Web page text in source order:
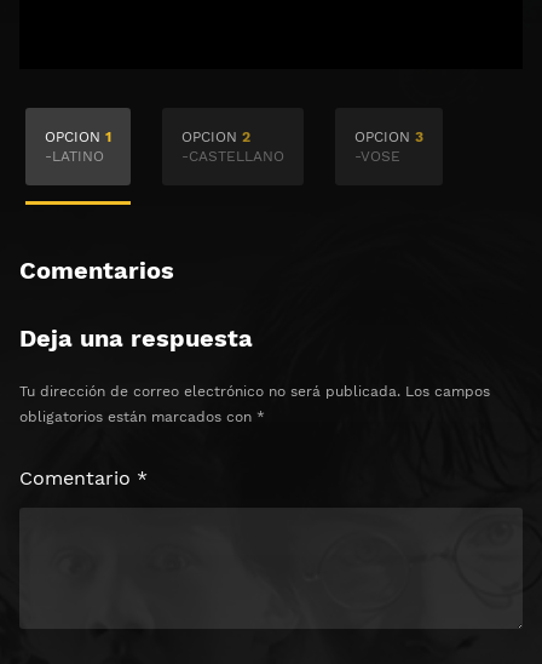
Haz clic 3 veces en el botón para desbloquear el
contenido
⏰ El acceso expira en 1 hora
OPCION 1
-LATINO
OPCION 2
-CASTELLANO
OPCION 3
-VOSE
Comentarios
Deja una respuesta
Tu dirección de correo electrónico no será publicada. Los campos
obligatorios están marcados con *
Comentario *